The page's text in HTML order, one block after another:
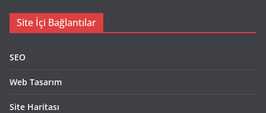
Site İçi Bağlantılar
SEO
Web Tasarım
Site Haritası